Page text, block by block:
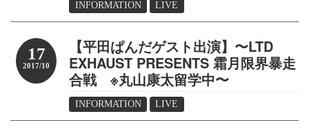
INFORMATION LIVE
17
2017/10
【平田ぱんだゲスト出演】〜LTD
EXHAUST PRESENTS 霜月限界暴走
合戦 ※丸山康太留学中〜
INFORMATION LIVE